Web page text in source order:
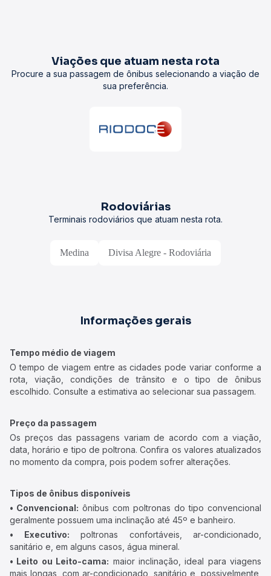
Viações que atuam nesta rota
Procure a sua passagem de ônibus selecionando a viação de
sua preferência.
Rodoviárias
Terminais rodoviários que atuam nesta rota.
Medina Divisa Alegre - Rodoviária
Informações gerais
Tempo médio de viagem
O tempo de viagem entre as cidades pode variar conforme a
rota, viação, condições de trânsito e o tipo de ônibus
escolhido. Consulte a estimativa ao selecionar sua passagem.
Preço da passagem
Os preços das passagens variam de acordo com a viação,
data, horário e tipo de poltrona. Confira os valores atualizados
no momento da compra, pois podem sofrer alterações.
Tipos de ônibus disponíveis
• Convencional: ônibus com poltronas do tipo convencional
geralmente possuem uma inclinação até 45º e banheiro.
• Executivo: poltronas confortáveis, ar-condicionado,
sanitário e, em alguns casos, água mineral.
• Leito ou Leito-cama: maior inclinação, ideal para viagens
mais longas, com ar-condicionado, sanitário e, possivelmente,